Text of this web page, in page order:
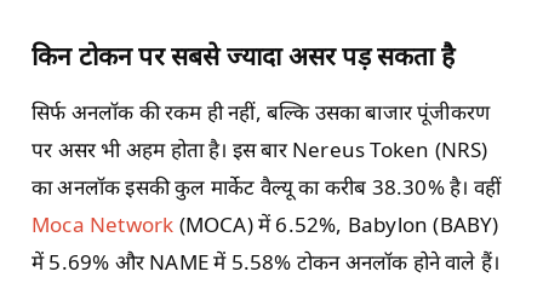
किन टोकन पर सबसे ज्यादा असर पड़ सकता है
सिर्फ अनलॉक की रकम ही नहीं, बल्कि उसका बाजार पूंजीकरण
पर असर भी अहम होता है। इस बार Nereus Token (NRS)
का अनलॉक इसकी कुल मार्केट वैल्यू का करीब 38.30% है। वहीं
Moca Network (MOCA) में 6.52%, Babylon (BABY)
में 5.69% और NAME में 5.58% टोकन अनलॉक होने वाले हैं।